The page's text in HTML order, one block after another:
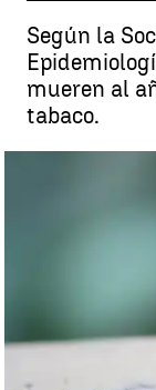
Según la
mueren al
tabaco.